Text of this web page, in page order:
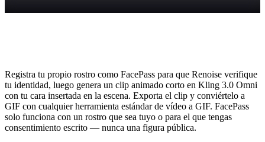
Registra tu propio rostro como FacePass para que Renoise verifique
tu identidad, luego genera un clip animado corto en Kling 3.0 Omni
con tu cara insertada en la escena. Exporta el clip y conviértelo a
GIF con cualquier herramienta estándar de vídeo a GIF. FacePass
solo funciona con un rostro que sea tuyo o para el que tengas
consentimiento escrito — nunca una figura pública.